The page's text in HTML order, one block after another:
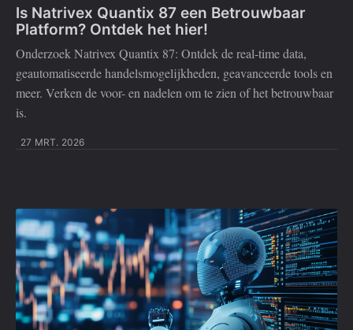
Is Natrivex Quantix 87 een Betrouwbaar
Platform? Ontdek het hier!
Onderzoek Natrivex Quantix 87: Ontdek de real-time data,
geautomatiseerde handelsmogelijkheden, geavanceerde tools en
meer. Verken de voor- en nadelen om te zien of het betrouwbaar
is.
27 MRT. 2026